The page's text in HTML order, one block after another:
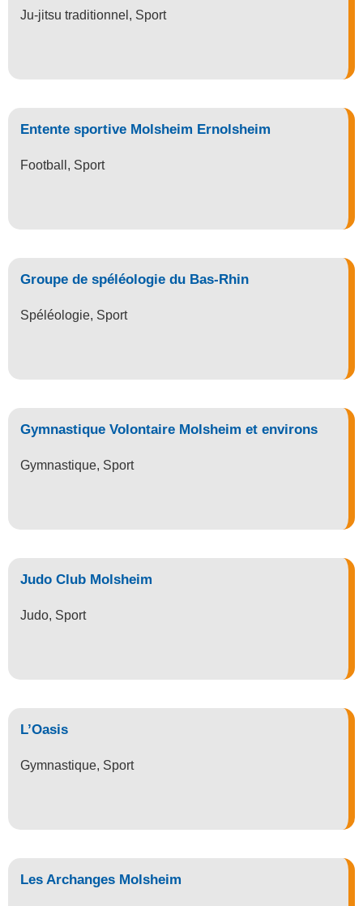
Ju-jitsu traditionnel , Sport
Entente sportive Molsheim Ernolsheim
Football , Sport
Groupe de spéléologie du Bas-Rhin
Spéléologie, Sport
Gymnastique Volontaire Molsheim et environs
Gymnastique, Sport
Judo Club Molsheim
Judo, Sport
L’Oasis
Gymnastique, Sport
Les Archanges Molsheim